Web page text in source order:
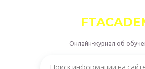
Онлайн-журнал об